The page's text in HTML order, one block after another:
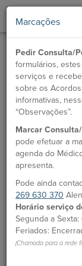
Marcações
Pedir Consulta/
formulários,
serviços e
sobre os
informativas,
“Observações”.
Marcar
pode efetuar a
agenda do
apresenta.
Pode ainda
269 630 370
Horário serviço
Segunda a
Feriados:
(Chamada para a rede